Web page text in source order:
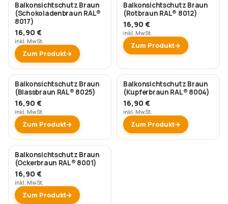
Balkonsichtschutz Braun
(Schokoladenbraun RAL®
8017)
16,90 €
inkl. MwSt.
Zum Produkt
Balkonsichtschutz Braun
(Rotbraun RAL® 8012)
16,90 €
inkl. MwSt.
Zum Produkt
Balkonsichtschutz Braun
(Blassbraun RAL® 8025)
16,90 €
inkl. MwSt.
Zum Produkt
Balkonsichtschutz Braun
(Kupferbraun RAL® 8004)
16,90 €
inkl. MwSt.
Zum Produkt
Balkonsichtschutz Braun
(Ockerbraun RAL® 8001)
16,90 €
inkl. MwSt.
Zum Produkt